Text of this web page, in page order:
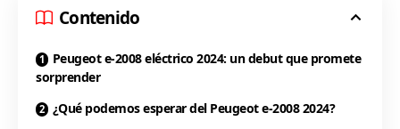
Contenido
Peugeot e-2008 eléctrico 2024: un debut que promete
sorprender
¿Qué podemos esperar del Peugeot e-2008 2024?